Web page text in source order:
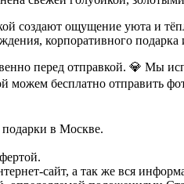
создают ощущение уюта и
корпоративного
перед отправкой. 💎 Мы
можем бесплатно отправить
в Москве.
сайт, а так же вся